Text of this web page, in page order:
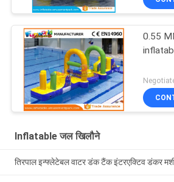
0.55
Inflatable जल खिलौने
तिरपाल इन्फ्लेटेबल वाटर डंक टैंक इंटरएक्टिव डंकर